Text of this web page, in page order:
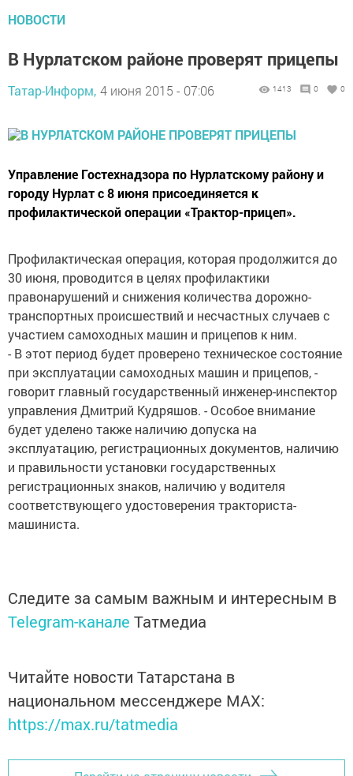
НОВОСТИ
В Нурлатском районе проверят прицепы
Татар-Информ, 4 июня 2015 - 07:06 1413 0 0
Управление Гостехнадзора по Нурлатскому району и
городу Нурлат с 8 июня присоединяется к
профилактической операции «Трактор-прицеп».
Профилактическая операция, которая продолжится до
30 июня, проводится в целях профилактики
правонарушений и снижения количества дорожно-
транспортных происшествий и несчастных случаев с
участием самоходных машин и прицепов к ним.
- В этот период будет проверено техническое состояние
при эксплуатации самоходных машин и прицепов, -
говорит главный государственный инженер-инспектор
управления Дмитрий Кудряшов. - Особое внимание
будет уделено также наличию допуска на
эксплуатацию, регистрационных документов, наличию
и правильности установки государственных
регистрационных знаков, наличию у водителя
соответствующего удостоверения тракториста-
машиниста.
Следите за самым важным и интересным в
Telegram-канале Татмедиа
Читайте новости Татарстана в
национальном мессенджере MАХ:
https://max.ru/tatmedia